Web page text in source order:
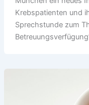
Krebspatienten und
Sprechstunde zum